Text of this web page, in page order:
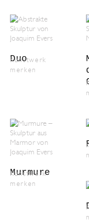
Kunstwerk
merken
Duo
Kunstwerk
merken
Murmure